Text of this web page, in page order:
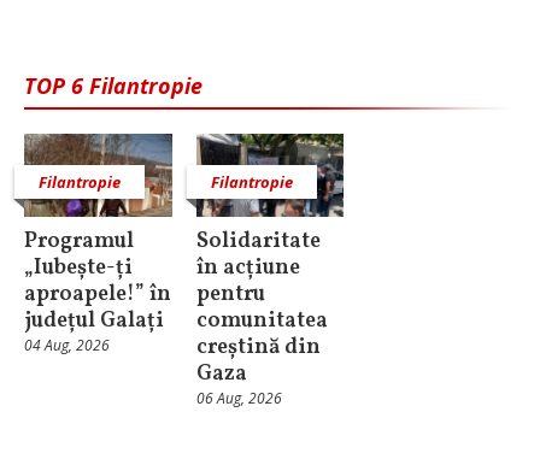
TOP 6 Filantropie
Filantropie
Programul
„Iubește-ți
aproapele!” în
județul Galați
04 Aug, 2026
Filantropie
Solidaritate
în acțiune
pentru
comunitatea
creștină din
Gaza
06 Aug, 2026